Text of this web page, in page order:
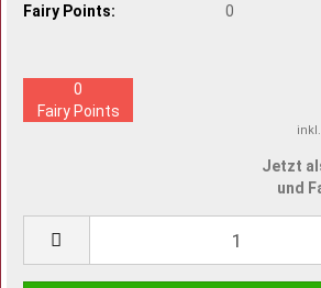
Fairy Points: 0
0
Fairy Points
Jetzt
und